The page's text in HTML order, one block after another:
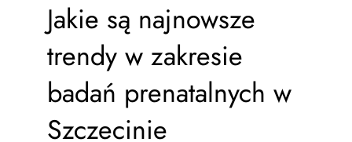
Jakie są najnowsze
trendy w zakresie
badań prenatalnych w
Szczecinie